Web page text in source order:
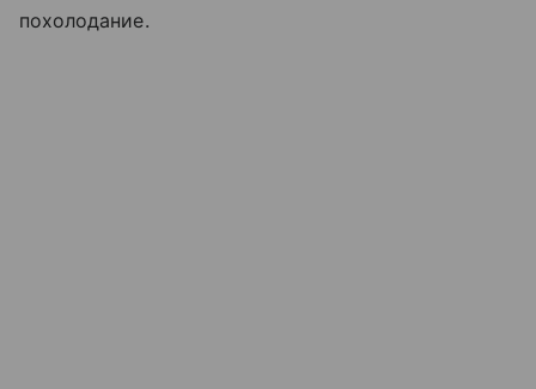
похолодание.